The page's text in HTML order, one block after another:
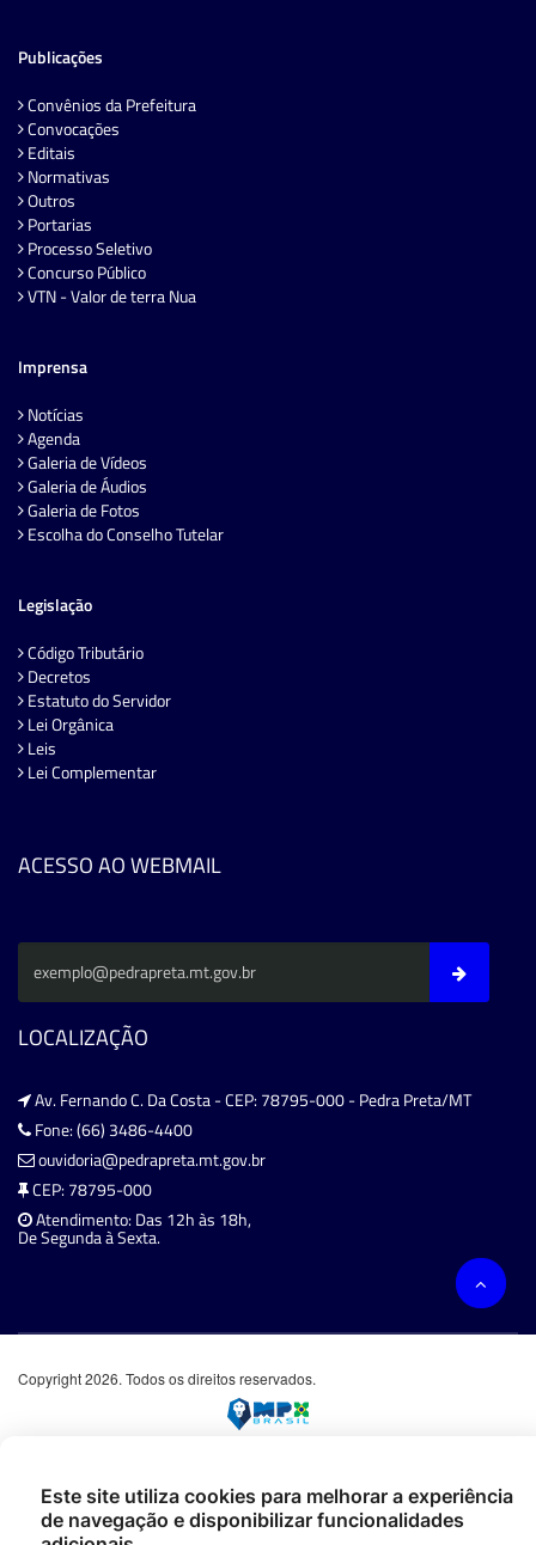
Publicações
Convênios da Prefeitura
Convocações
Editais
Normativas
Outros
Portarias
Processo Seletivo
Concurso Público
VTN - Valor de terra Nua
Imprensa
Notícias
Agenda
Galeria de Vídeos
Galeria de Áudios
Galeria de Fotos
Escolha do Conselho Tutelar
Legislação
Código Tributário
Decretos
Estatuto do Servidor
Lei Orgânica
Leis
Lei Complementar
ACESSO AO WEBMAIL
LOCALIZAÇÃO
Av. Fernando C. Da Costa - CEP: 78795-000 - Pedra Preta/MT
Fone: (66) 3486-4400
ouvidoria@pedrapreta.mt.gov.br
CEP: 78795-000
Atendimento: Das 12h às 18h,
De Segunda à Sexta.
Copyright 2026. Todos os direitos reservados.
Este site utiliza cookies para melhorar a experiência
de navegação e disponibilizar funcionalidades